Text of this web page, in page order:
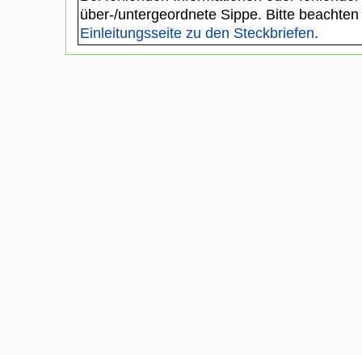
über-/untergeordnete Sippe. Bitte
Einleitungsseite zu den Steckbriefen.